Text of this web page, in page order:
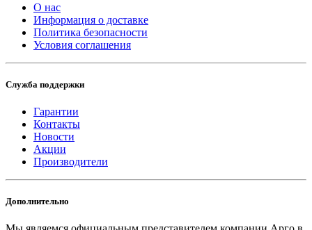
О нас
Информация о доставке
Политика безопасности
Условия соглашения
Служба поддержки
Гарантии
Контакты
Новости
Акции
Производители
Дополнительно